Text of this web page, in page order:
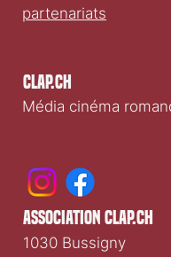
Clap.ch
Média cinéma
partenariats
association clap.ch
1030 Bussigny